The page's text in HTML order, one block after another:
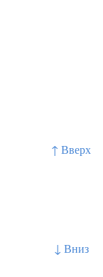
↑ Вверх
↓ Вниз